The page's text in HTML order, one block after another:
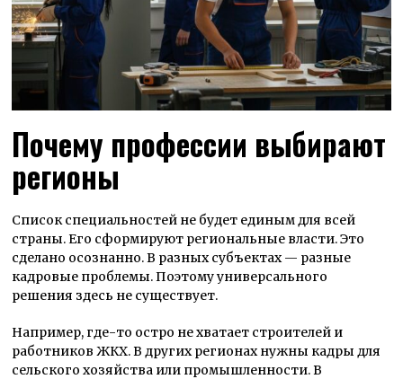
Почему профессии выбирают
регионы
Список специальностей не будет единым для всей
страны. Его сформируют региональные власти. Это
сделано осознанно. В разных субъектах — разные
кадровые проблемы. Поэтому универсального
решения здесь не существует.
Например, где-то остро не хватает строителей и
работников ЖКХ. В других регионах нужны кадры для
сельского хозяйства или промышленности. В